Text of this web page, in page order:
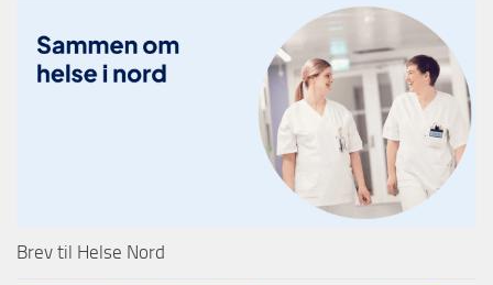
Brev til Helse Nord